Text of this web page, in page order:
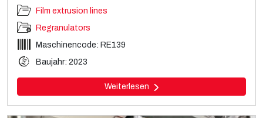
Film extrusion lines
Regranulators
Maschinencode: RE139
Baujahr: 2023
Weiterlesen